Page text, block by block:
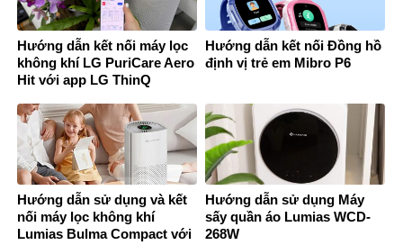
Hướng dẫn kết nối máy lọc
không khí LG PuriCare Aero
Hit với app LG ThinQ
Hướng dẫn kết nối Đồng hồ
định vị trẻ em Mibro P6
Hướng dẫn sử dụng và kết
nối máy lọc không khí
Lumias Bulma Compact với
Hướng dẫn sử dụng Máy
sấy quần áo Lumias WCD-
268W